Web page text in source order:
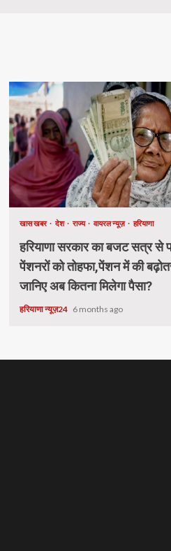
खास खबर देश राज्य वायरल न्यूज़ हरियाणा
हरियाणा सरकार का बजट सत्र से
पेंशनरों को तोहफा,पेंशन में की
जानिए अब कितना मिलेगा पैसा?
हरियाणा न्यूज़24 6 months ago